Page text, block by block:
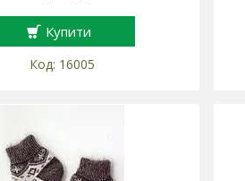
Купити
16005